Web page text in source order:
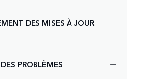
DES MISES À JOUR
PROBLÈMES